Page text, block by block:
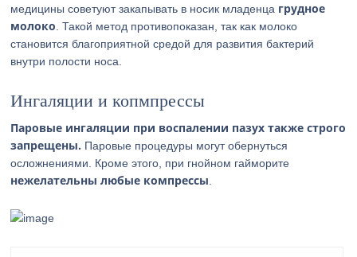
медицины советуют закапывать в носик младенца грудное
молоко . Такой метод противопоказан, так как молоко
становится благоприятной средой для развития бактерий
внутри полости носа.
Ингаляции и копмпрессы
Паровые ингаляции при воспалении пазух также строго
запрещены. Паровые процедуры могут обернуться
осложнениями. Кроме этого, при гнойном гайморите
нежелательны любые компрессы